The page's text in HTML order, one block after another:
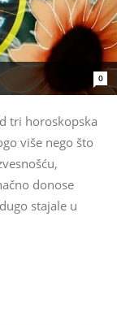
0
tri horoskopska
više nego što
donose
stajale u